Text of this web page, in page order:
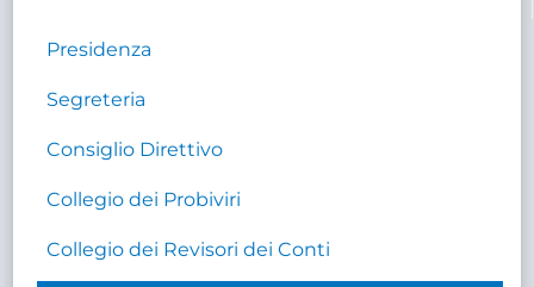
Presidenza
Segreteria
Consiglio Direttivo
Collegio dei Probiviri
Collegio dei Revisori dei Conti